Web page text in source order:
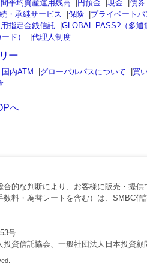
間平均資産運用残高 |円預金 |現金 |債券
・承継サービス |保険 |プライベート
指定金銭信託 |GLOBAL PASS?（多通
ド）
|代理人制度
ー
内ATM |グローバルパスについて |買
へ
的な判断により、お客様に販売・提
料・為替レートを含む）は、SMBC信
号
資信託協会、一般社団法人日本投資